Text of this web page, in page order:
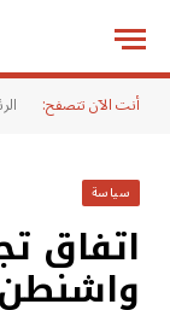
أنت الآن تتصفح:
سياسة
اتفاق
واشنطن